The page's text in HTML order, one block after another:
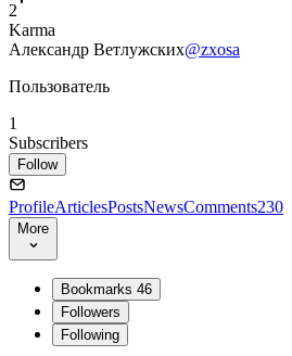
2
Karma
Александр Ветлужских@zxosa
Пользователь
1
Subscribers
Follow
ProfileArticlesPostsNewsComments230
More
Bookmarks 46
Followers
Following